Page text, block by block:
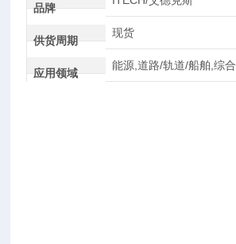
品牌
供货周期
现货
应用领域
能源,道路/轨道/船舶,综合